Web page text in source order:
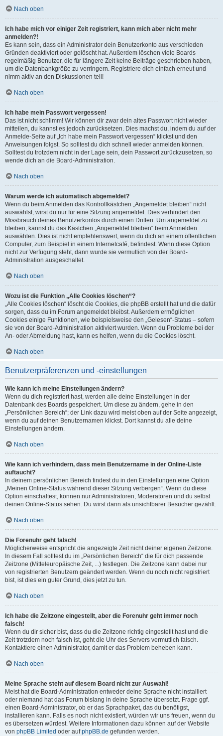
Nach oben
Ich habe mich vor einiger Zeit registriert, kann mich aber nicht mehr
anmelden?!
Es kann sein, dass ein Administrator dein Benutzerkonto aus verschieden
Gründen deaktiviert oder gelöscht hat. Außerdem löschen viele Boards
regelmäßig Benutzer, die für längere Zeit keine Beiträge geschrieben haben,
um die Datenbankgröße zu verringern. Registriere dich einfach erneut und
nimm aktiv an den Diskussionen teil!
Nach oben
Ich habe mein Passwort vergessen!
Das ist nicht schlimm! Wir können dir zwar dein altes Passwort nicht wieder
mitteilen, du kannst es jedoch zurücksetzen. Dies machst du, indem du auf der
Anmelde-Seite auf „Ich habe mein Passwort vergessen“ klickst und den
Anweisungen folgst. So solltest du dich schnell wieder anmelden können.
Solltest du trotzdem nicht in der Lage sein, dein Passwort zurückzusetzen, so
wende dich an die Board-Administration.
Nach oben
Warum werde ich automatisch abgemeldet?
Wenn du beim Anmelden das Kontrollkästchen „Angemeldet bleiben“ nicht
auswählst, wirst du nur für eine Sitzung angemeldet. Dies verhindert den
Missbrauch deines Benutzerkontos durch einen Dritten. Um angemeldet zu
bleiben, kannst du das Kästchen „Angemeldet bleiben“ beim Anmelden
auswählen. Dies ist nicht empfehlenswert, wenn du dich an einem öffentlichen
Computer, zum Beispiel in einem Internetcafé, befindest. Wenn diese Option
nicht zur Verfügung steht, dann wurde sie vermutlich von der Board-
Administration ausgeschaltet.
Nach oben
Wozu ist die Funktion „Alle Cookies löschen“?
„Alle Cookies löschen“ löscht die Cookies, die phpBB erstellt hat und die dafür
sorgen, dass du im Forum angemeldet bleibst. Außerdem ermöglichen
Cookies einige Funktionen, wie beispielsweise den „Gelesen“-Status – sofern
sie von der Board-Administration aktiviert wurden. Wenn du Probleme bei der
An- oder Abmeldung hast, kann es helfen, wenn du die Cookies löscht.
Nach oben
Benutzerpräferenzen und -einstellungen
Wie kann ich meine Einstellungen ändern?
Wenn du dich registriert hast, werden alle deine Einstellungen in der
Datenbank des Boards gespeichert. Um diese zu ändern, gehe in den
„Persönlichen Bereich“; der Link dazu wird meist oben auf der Seite angezeigt,
wenn du auf deinen Benutzernamen klickst. Dort kannst du alle deine
Einstellungen ändern.
Nach oben
Wie kann ich verhindern, dass mein Benutzername in der Online-Liste
auftaucht?
In deinem persönlichen Bereich findest du in den Einstellungen eine Option
„Meinen Online-Status während dieser Sitzung verbergen“. Wenn du diese
Option einschaltest, können nur Administratoren, Moderatoren und du selbst
deinen Online-Status sehen. Du wirst dann als unsichtbarer Besucher gezählt.
Nach oben
Die Forenuhr geht falsch!
Möglicherweise entspricht die angezeigte Zeit nicht deiner eigenen Zeitzone.
In diesem Fall solltest du im „Persönlichen Bereich“ die für dich passende
Zeitzone (Mitteleuropäische Zeit, ...) festlegen. Die Zeitzone kann dabei nur
von registrierten Benutzern geändert werden. Wenn du noch nicht registriert
bist, ist dies ein guter Grund, dies jetzt zu tun.
Nach oben
Ich habe die Zeitzone eingestellt, aber die Forenuhr geht immer noch
falsch!
Wenn du dir sicher bist, dass du die Zeitzone richtig eingestellt hast und die
Zeit trotzdem noch falsch ist, geht die Uhr des Servers vermutlich falsch.
Kontaktiere einen Administrator, damit er das Problem beheben kann.
Nach oben
Meine Sprache steht auf diesem Board nicht zur Auswahl!
Meist hat die Board-Administration entweder deine Sprache nicht installiert
oder niemand hat das Forum bislang in deine Sprache übersetzt. Frage ggf.
einen Board-Administrator, ob er das Sprachpaket, das du benötigst,
installieren kann. Falls es noch nicht existiert, würden wir uns freuen, wenn du
es übersetzen würdest. Weitere Informationen dazu können auf der Website
von phpBB Limited oder aufphpBB.de gefunden werden.